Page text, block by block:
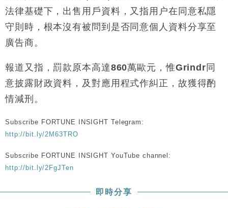
18:31
47仙
17:33
財經｜滙豐上調香港今年GDP預測至4.5% 看好貿易
損失近6900萬元
16:05
財經｜日經失守6.5萬點後回穩 全周仍升近2%
15:47
財經｜恒隆10月換帥 玩具「反」斗城亞洲CEO蔡德
15:11
財經｜韓股反覆波動收跌 連挫7周創逾3年最長跌勢
13:44
財經｜內地7月美元計價出口增近24%勝預期 貿易順
差達1125億美元
日圓干預創新高
法律基礎下，出售用戶資料，又指用户在同意私隱
守則時，根本沒有被問到是否同意個人資料分享至
廣告商。
報道又指，罰款原本高達860萬歐元，惟Grindr 同
意披露財政資料，及對應用程式作糾正，故獲得酌
情減刑。
Subscribe FORTUNE INSIGHT Telegram:
http://bit.ly/2M63TRO
Subscribe FORTUNE INSIGHT YouTube channel:
http://bit.ly/2FgJTen
即時分享